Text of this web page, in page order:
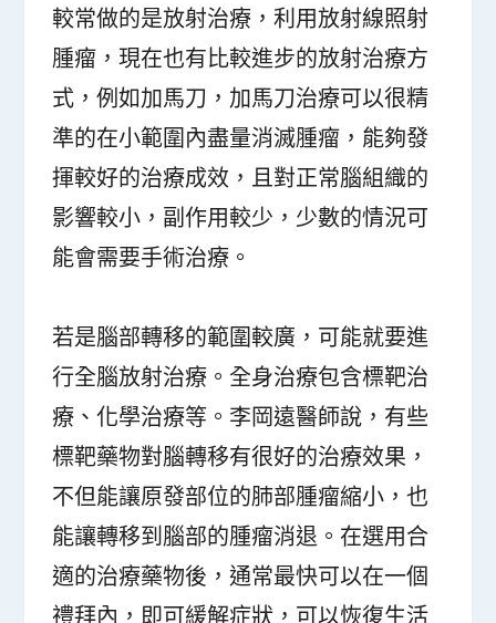
較常做的是放射治療，利用放射線照射
腫瘤，現在也有比較進步的放射治療方
式，例如加馬刀，加馬刀治療可以很精
準的在小範圍內盡量消滅腫瘤，能夠發
揮較好的治療成效，且對正常腦組織的
影響較小，副作用較少，少數的情況可
能會需要手術治療。
若是腦部轉移的範圍較廣，可能就要進
行全腦放射治療。全身治療包含標靶治
療、化學治療等。李岡遠醫師說，有些
標靶藥物對腦轉移有很好的治療效果，
不但能讓原發部位的肺部腫瘤縮小，也
能讓轉移到腦部的腫瘤消退。在選用合
適的治療藥物後，通常最快可以在一個
禮拜內，即可緩解症狀，可以恢復生活